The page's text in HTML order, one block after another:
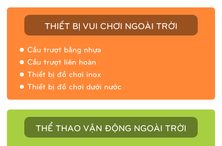
THIẾT BỊ VUI CHƠI NGOÀI TRỜI
Cầu trượt bằng nhựa
Cầu trượt liên hoàn
Thiết bị đồ chơi inox
Thiết bị đồ chơi dưới nước
THỂ THAO VẬN ĐỘNG NGOÀI TRỜI